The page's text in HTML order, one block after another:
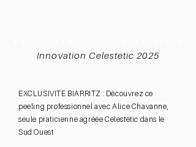
Innovation Celestetic 2025
EXCLUSIVITÉ BIARRITZ : Découvrez ce
peeling professionnel avec Alice Chavanne,
seule praticienne agréée Celestetic dans le
Sud Ouest